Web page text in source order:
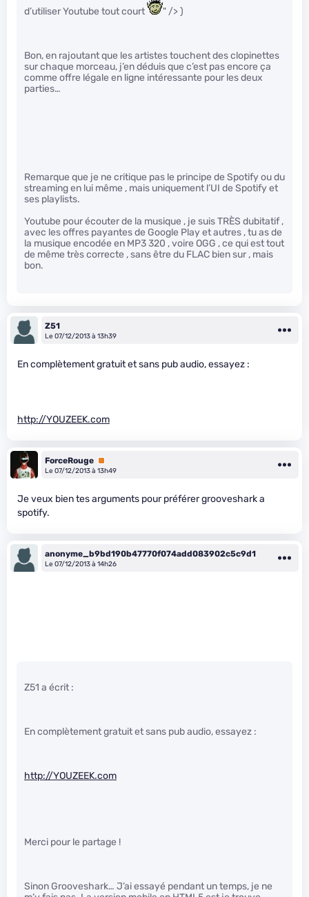
d’utiliser Youtube tout court
" /> )
Bon, en rajoutant que les artistes touchent des clopinettes
sur chaque morceau, j’en déduis que c’est pas encore ça
comme offre légale en ligne intéressante pour les deux
parties…
Remarque que je ne critique pas le principe de Spotify ou du
streaming en lui même , mais uniquement l’UI de Spotify et
ses playlists.
Youtube pour écouter de la musique , je suis TRÈS dubitatif ,
avec les offres payantes de Google Play et autres , tu as de
la musique encodée en MP3 320 , voire OGG , ce qui est tout
de même très correcte , sans être du FLAC bien sur , mais
bon.
Z51
Le 07/12/2013 à 13h39
En complètement gratuit et sans pub audio, essayez :
http://YOUZEEK.com
ForceRouge Premium
Le 07/12/2013 à 13h49
Je veux bien tes arguments pour préférer grooveshark a
spotify.
anonyme_b9bd190b47770f074add083902c5c9d1
Le 07/12/2013 à 14h26
Z51 a écrit :
En complètement gratuit et sans pub audio, essayez :
http://YOUZEEK.com
Merci pour le partage !
Sinon Grooveshark… J’ai essayé pendant un temps, je ne